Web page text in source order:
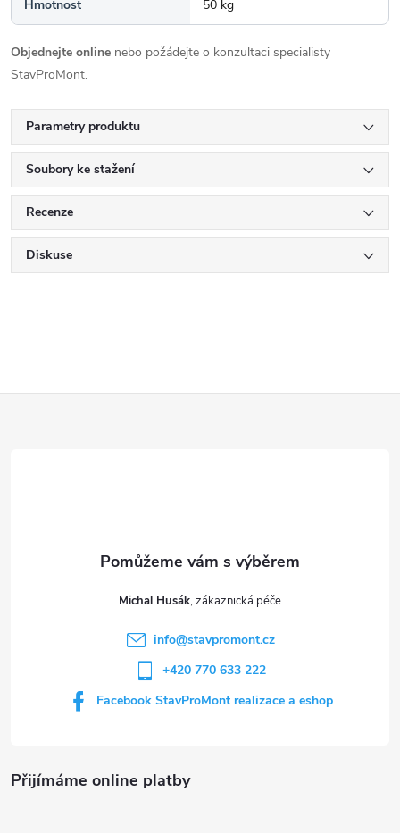
Hmotnost 50 kg
Objednejte online nebo požádejte o konzultaci specialisty
StavProMont.
Parametry produktu
Soubory ke stažení
Recenze
Diskuse
Přijímáme online platby
Michal Husák
info@stavpromont.cz
+420 770 633 222
Facebook StavProMont realizace a eshop